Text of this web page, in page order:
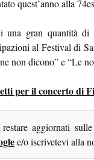
quest’anno alla
una gran quantità di
al Festival di
non dicono” e “Le
per il concerto di
restare aggiornati
e/o iscrivetevi alla